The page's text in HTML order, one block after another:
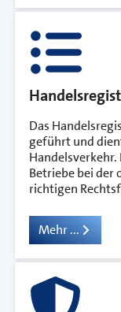
Das
geführt und
Betriebe bei der
richtigen
Mehr ...